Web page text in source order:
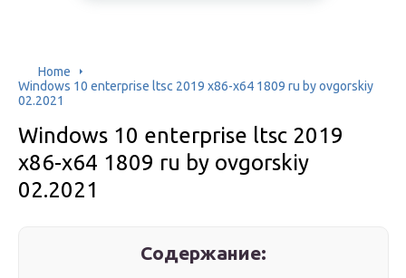
Home
Windows 10 enterprise ltsc 2019 x86-x64 1809 ru by ovgorskiy
02.2021
Windows 10 enterprise ltsc 2019
x86-x64 1809 ru by ovgorskiy
02.2021
Содержание: